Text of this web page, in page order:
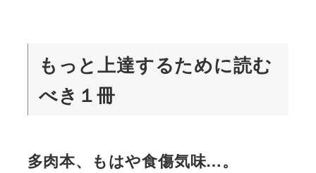
もっと上達するために読む
べき１冊
多肉本、もはや食傷気味…。